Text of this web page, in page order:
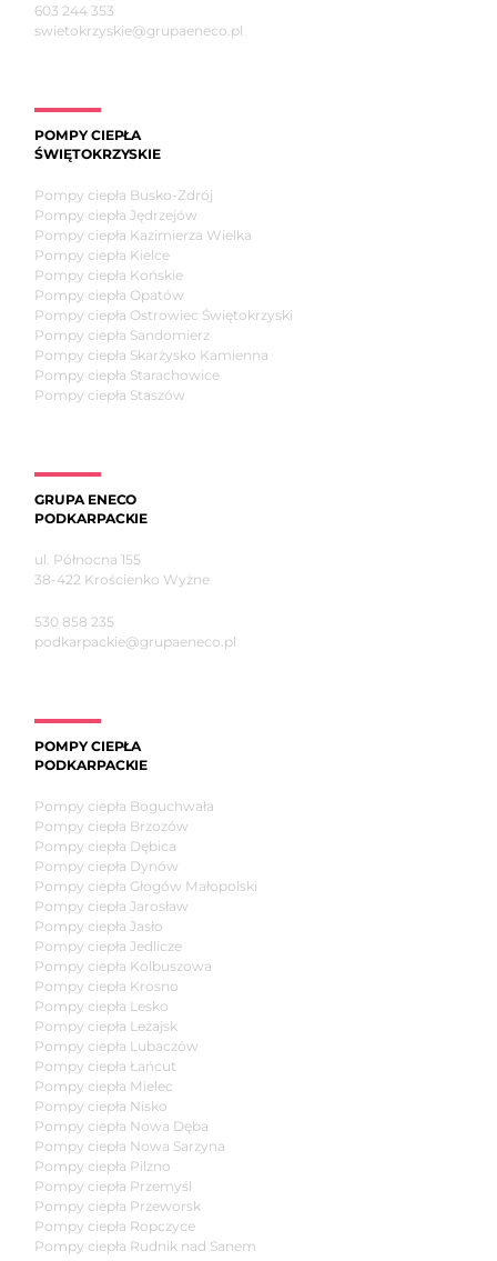
603 244 353
swietokrzyskie@grupaeneco.pl
POMPY CIEPŁA
ŚWIĘTOKRZYSKIE
Pompy ciepła Busko-Zdrój
Pompy ciepła Jędrzejów
Pompy ciepła Kazimierza Wielka
Pompy ciepła Kielce
Pompy ciepła Końskie
Pompy ciepła Opatów
Pompy ciepła Ostrowiec Świętokrzyski
Pompy ciepła Sandomierz
Pompy ciepła Skarżysko Kamienna
Pompy ciepła Starachowice
Pompy ciepła Staszów
GRUPA ENECO
PODKARPACKIE
ul. Północna 155
38-422 Krościenko Wyżne
530 858 235
podkarpackie@grupaeneco.pl
POMPY CIEPŁA
PODKARPACKIE
Pompy ciepła Boguchwała
Pompy ciepła Brzozów
Pompy ciepła Dębica
Pompy ciepła Dynów
Pompy ciepła Głogów Małopolski
Pompy ciepła Jarosław
Pompy ciepła Jasło
Pompy ciepła Jedlicze
Pompy ciepła Kolbuszowa
Pompy ciepła Krosno
Pompy ciepła Lesko
Pompy ciepła Leżajsk
Pompy ciepła Lubaczów
Pompy ciepła Łańcut
Pompy ciepła Mielec
Pompy ciepła Nisko
Pompy ciepła Nowa Dęba
Pompy ciepła Nowa Sarzyna
Pompy ciepła Pilzno
Pompy ciepła Przemyśl
Pompy ciepła Przeworsk
Pompy ciepła Ropczyce
Pompy ciepła Rudnik nad Sanem